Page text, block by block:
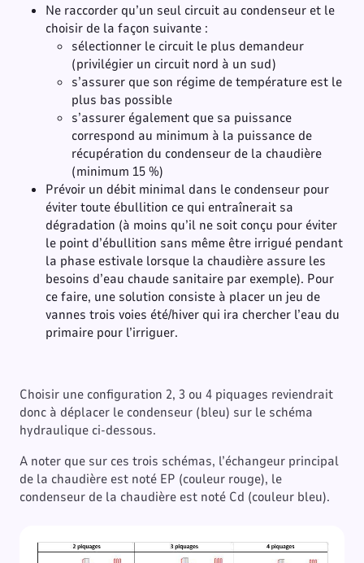
Ne raccorder qu’un seul circuit au condenseur et le
choisir de la façon suivante :
sélectionner le circuit le plus demandeur
(privilégier un circuit nord à un sud)
s’assurer que son régime de température est le
plus bas possible
s’assurer également que sa puissance
correspond au minimum à la puissance de
récupération du condenseur de la chaudière
(minimum 15 %)
Prévoir un débit minimal dans le condenseur pour
éviter toute ébullition ce qui entraînerait sa
dégradation (à moins qu’il ne soit conçu pour éviter
le point d’ébullition sans même être irrigué pendant
la phase estivale lorsque la chaudière assure les
besoins d’eau chaude sanitaire par exemple). Pour
ce faire, une solution consiste à placer un jeu de
vannes trois voies été/hiver qui ira chercher l’eau du
primaire pour l’irriguer.
Choisir une configuration 2, 3 ou 4 piquages reviendrait
donc à déplacer le condenseur (bleu) sur le schéma
hydraulique ci-dessous.
A noter que sur ces trois schémas, l’échangeur principal
de la chaudière est noté EP (couleur rouge), le
condenseur de la chaudière est noté Cd (couleur bleu).